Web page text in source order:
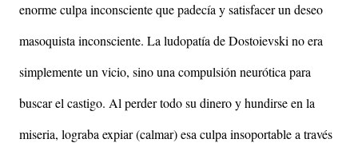
enorme culpa inconsciente que padecía y satisfacer un deseo
masoquista inconsciente. La ludopatía de Dostoievski no era
simplemente un vicio, sino una compulsión neurótica para
buscar el castigo. Al perder todo su dinero y hundirse en la
miseria, lograba expiar (calmar) esa culpa insoportable a través